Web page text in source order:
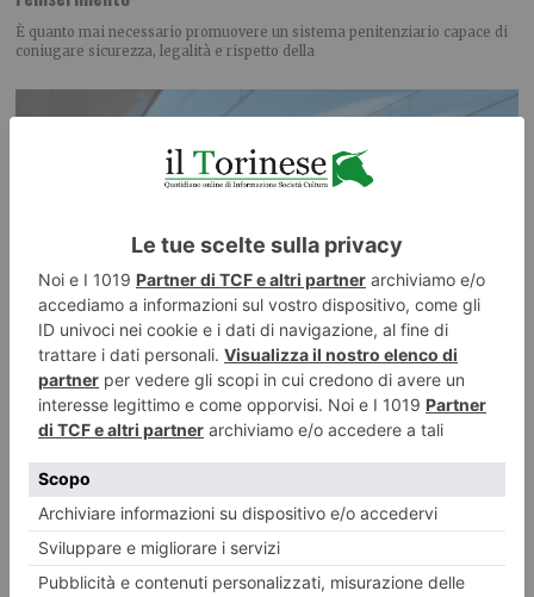
È quanto mai necessario promuovere un sistema penitenziario capace di
coniugare sicurezza, legalità e rispetto della
Treni, lavori tra Salbertrand e Bussoleno
Rete Ferroviaria Italiana (Gruppo FS) ha programmato interventi di
manutenzione straordinaria lungo la linea ferroviaria Torino-Modane,